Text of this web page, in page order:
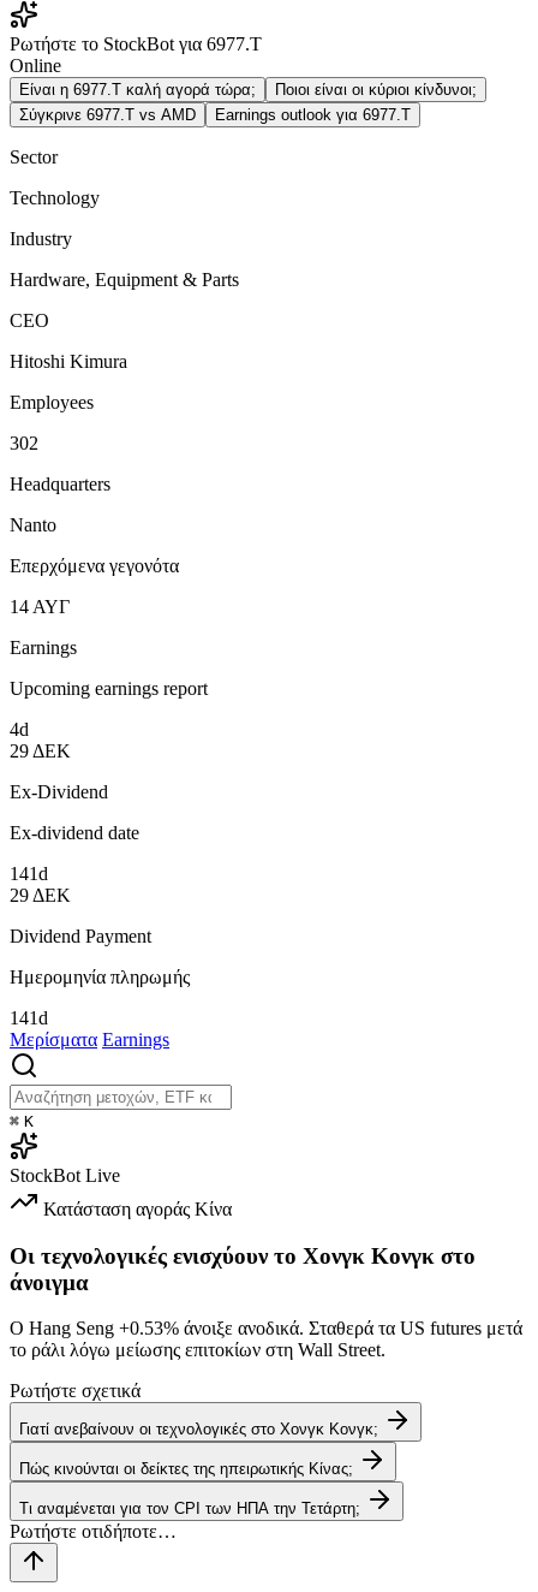
Ρωτήστε το StockBot για 6977.T
Online
Είναι η 6977.T καλή αγορά τώρα;
Ποιοι είναι οι κύριοι κίνδυνοι;
Σύγκρινε 6977.T vs AMD
Earnings outlook για 6977.T
Sector
Technology
Industry
Hardware, Equipment & Parts
CEO
Hitoshi Kimura
Employees
302
Headquarters
Nanto
Επερχόμενα γεγονότα
14 ΑΥΓ
Earnings
Upcoming earnings report
4d
29 ΔΕΚ
Ex-Dividend
Ex-dividend date
141d
29 ΔΕΚ
Dividend Payment
Ημερομηνία πληρωμής
141d
Μερίσματα Earnings
⌘ K
StockBot Live
Κατάσταση αγοράς Κίνα
Οι τεχνολογικές ενισχύουν το Χονγκ Κονγκ στο
άνοιγμα
Ο Hang Seng +0.53% άνοιξε ανοδικά. Σταθερά τα US futures μετά
το ράλι λόγω μείωσης επιτοκίων στη Wall Street.
Ρωτήστε σχετικά
Γιατί ανεβαίνουν οι τεχνολογικές στο Χονγκ Κονγκ;
Πώς κινούνται οι δείκτες της ηπειρωτικής Κίνας;
Τι αναμένεται για τον CPI των ΗΠΑ την Τετάρτη;